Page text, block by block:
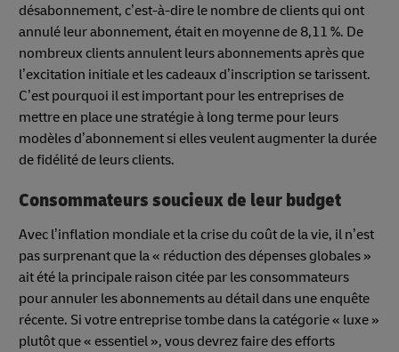
désabonnement, c’est-à-dire le nombre de clients qui ont
annulé leur abonnement, était en moyenne de 8,11 %. De
nombreux clients annulent leurs abonnements après que
l’excitation initiale et les cadeaux d’inscription se tarissent.
C’est pourquoi il est important pour les entreprises de
mettre en place une stratégie à long terme pour leurs
modèles d’abonnement si elles veulent augmenter la durée
de fidélité de leurs clients.
Consommateurs soucieux de leur budget
Avec l’inflation mondiale et la crise du coût de la vie, il n’est
pas surprenant que la « réduction des dépenses globales »
ait été la principale raison citée par les consommateurs
pour annuler les abonnements au détail dans une enquête
récente. Si votre entreprise tombe dans la catégorie « luxe »
plutôt que « essentiel », vous devrez faire des efforts